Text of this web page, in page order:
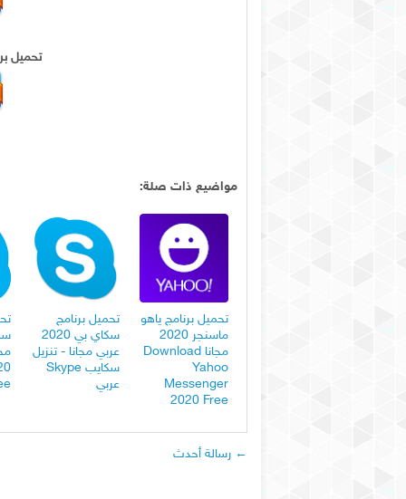
تحميل
مواضيع ذات صلة:
تحميل برنامج ياهو
ماسنجر 2020
مجانا Download
Yahoo
Messenger
2020 Free
تحميل برنامج
سكاي بي 2020
عربي مجانا - تنزيل
سكايب Skype
عربي
← رسالة أحدث